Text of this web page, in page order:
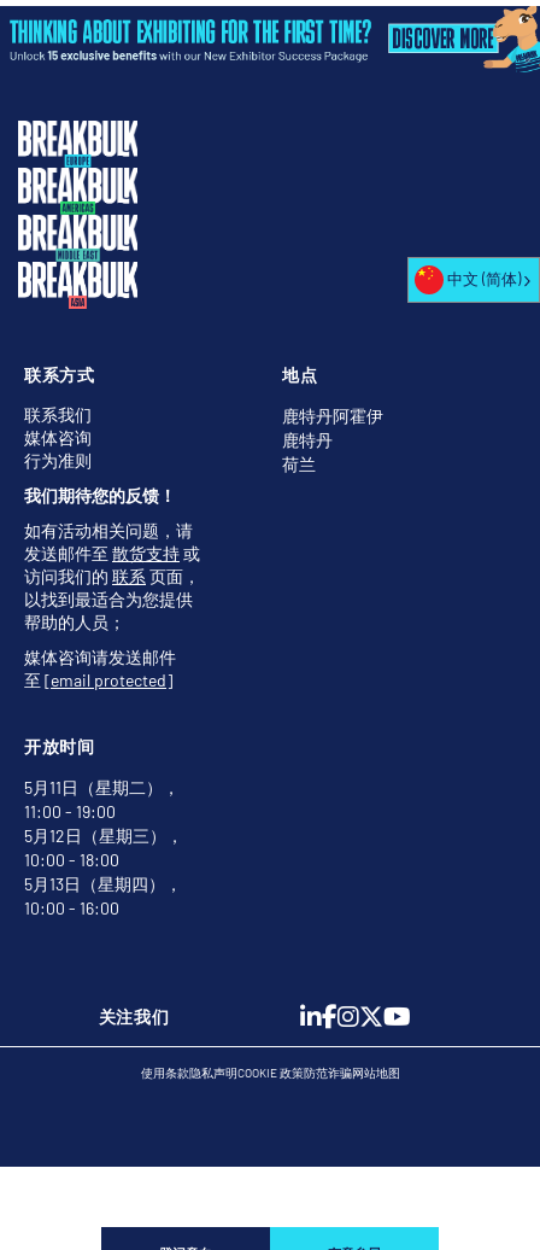
地点
鹿特丹阿霍伊
鹿特丹
荷兰
开放时间
5月11日（星期二），
11:00 - 19:00
5月12日（星期三），
10:00 - 18:00
5月13日（星期四），
10:00 - 16:00
联系方式
联系我们
媒体咨询
行为准则
我们期待您的反馈！
如有活动相关问题，请
发送邮件至 散货支持或
访问我们的 联系 页面，
以找到最适合为您提供
帮助的人员；
媒体咨询请发送邮件
至 [email protected]
关注我们
使用条款隐私声明COOKIE 政策防范诈骗网站地图
中文 (简体)